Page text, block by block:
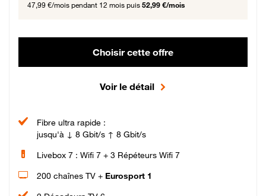
47,99 €/mois pendant 12 mois puis 52,99 €/mois
Choisir cette offre
Voir le détail
Fibre ultra rapide :
jusqu'à ↓ 8 Gbit/s ↑ 8 Gbit/s
Livebox 7 : Wifi 7 + 3 Répéteurs Wifi 7
200 chaînes TV + Eurosport 1